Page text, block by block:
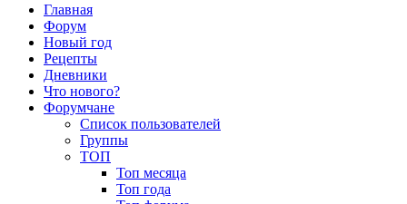
Главная
Форум
Новый год
Рецепты
Дневники
Что нового?
Форумчане
Список пользователей
Группы
ТОП
Топ месяца
Топ года